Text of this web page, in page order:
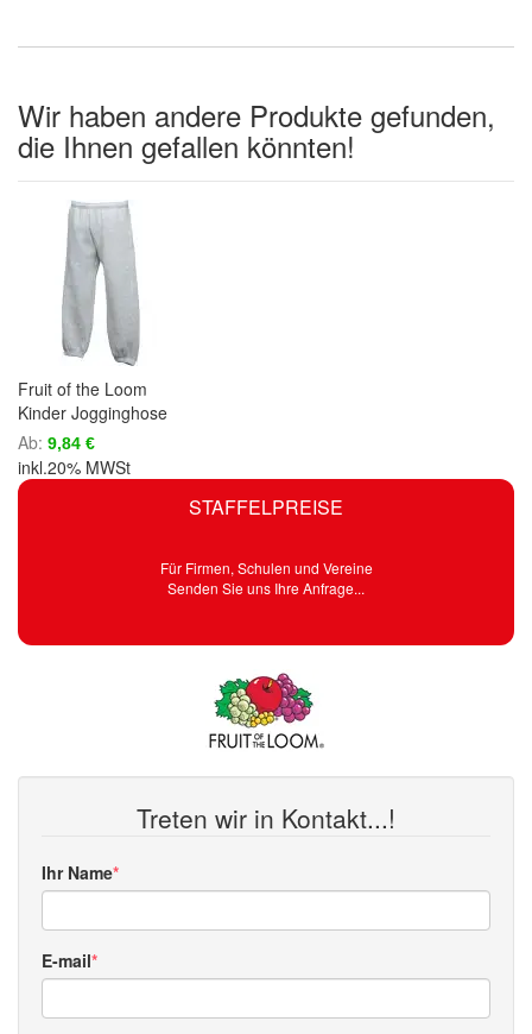
STAFFELPREISE
Für Firmen, Schulen und Vereine
Senden Sie uns Ihre Anfrage...
Treten wir in Kontakt...!
Ihr Name
E-mail
Wir haben andere Produkte gefunden,
die Ihnen gefallen könnten!
Fruit of the Loom
Kinder Jogginghose
Ab 9,84 €
inkl.20% MWSt